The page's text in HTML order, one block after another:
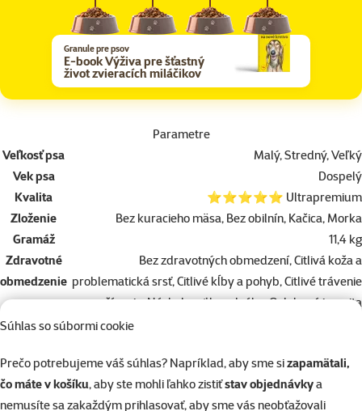
Súhlas so súbormi cookie
Prečo potrebujeme váš súhlas? Napríklad, aby sme sizapamätali,
čo máte v košíku, aby ste mohli ľahko zistiťstav objednávkya
nemusíte sa zakaždým prihlasovať, aby sme vás neobťažovali
Granule pre psov
E-book Výživa pre šťastný
život zvieracích miláčikov
Parametre
Veľkosť psa
Malý, Stredný, Veľký
Vek psa
Dospelý
Kvalita
⭐⭐⭐⭐⭐ Ultrapremium
Zloženie
Bez kuracieho mäsa, Bez obilnín, Kačica, Morka
Gramáž
11,4 kg
Zdravotné
obmedzenie
psa
Bez zdravotných obmedzení, Citlivá koža a
problematická srsť, Citlivé kĺby a pohyb, Citlivé trávenie
a zažívanie, Náchylnosť k nadváhe, Oslabená imunita
Kastrácia
Alergie psa
Bez špecifických potrieb, Bez hovädzieho, Bez lepku
(gluten free), Bez obilnín (grain free), Bez bravčového
Životný štýl